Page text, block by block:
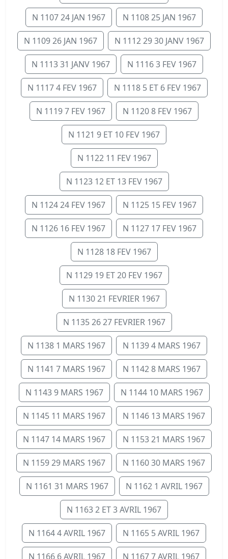
N 1107 24 JAN 1967 N 1108 25 JAN 1967
N 1109 26 JAN 1967 N 1112 29 30 JANV 1967
N 1113 31 JANV 1967 N 1116 3 FEV 1967
N 1117 4 FEV 1967 N 1118 5 ET 6 FEV 1967
N 1119 7 FEV 1967 N 1120 8 FEV 1967
N 1121 9 ET 10 FEV 1967
N 1122 11 FEV 1967
N 1123 12 ET 13 FEV 1967
N 1124 24 FEV 1967 N 1125 15 FEV 1967
N 1126 16 FEV 1967 N 1127 17 FEV 1967
N 1128 18 FEV 1967
N 1129 19 ET 20 FEV 1967
N 1130 21 FEVRIER 1967
N 1135 26 27 FEVRIER 1967
N 1138 1 MARS 1967 N 1139 4 MARS 1967
N 1141 7 MARS 1967 N 1142 8 MARS 1967
N 1143 9 MARS 1967 N 1144 10 MARS 1967
N 1145 11 MARS 1967 N 1146 13 MARS 1967
N 1147 14 MARS 1967 N 1153 21 MARS 1967
N 1159 29 MARS 1967 N 1160 30 MARS 1967
N 1161 31 MARS 1967 N 1162 1 AVRIL 1967
N 1163 2 ET 3 AVRIL 1967
N 1164 4 AVRIL 1967 N 1165 5 AVRIL 1967
N 1166 6 AVRIL 1967 N 1167 7 AVRIL 1967